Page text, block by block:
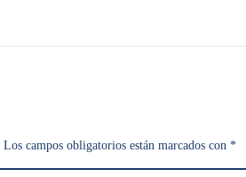
Los campos obligatorios están marcados con *